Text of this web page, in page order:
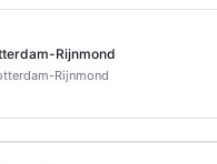
Rijnmond
Rijnmond